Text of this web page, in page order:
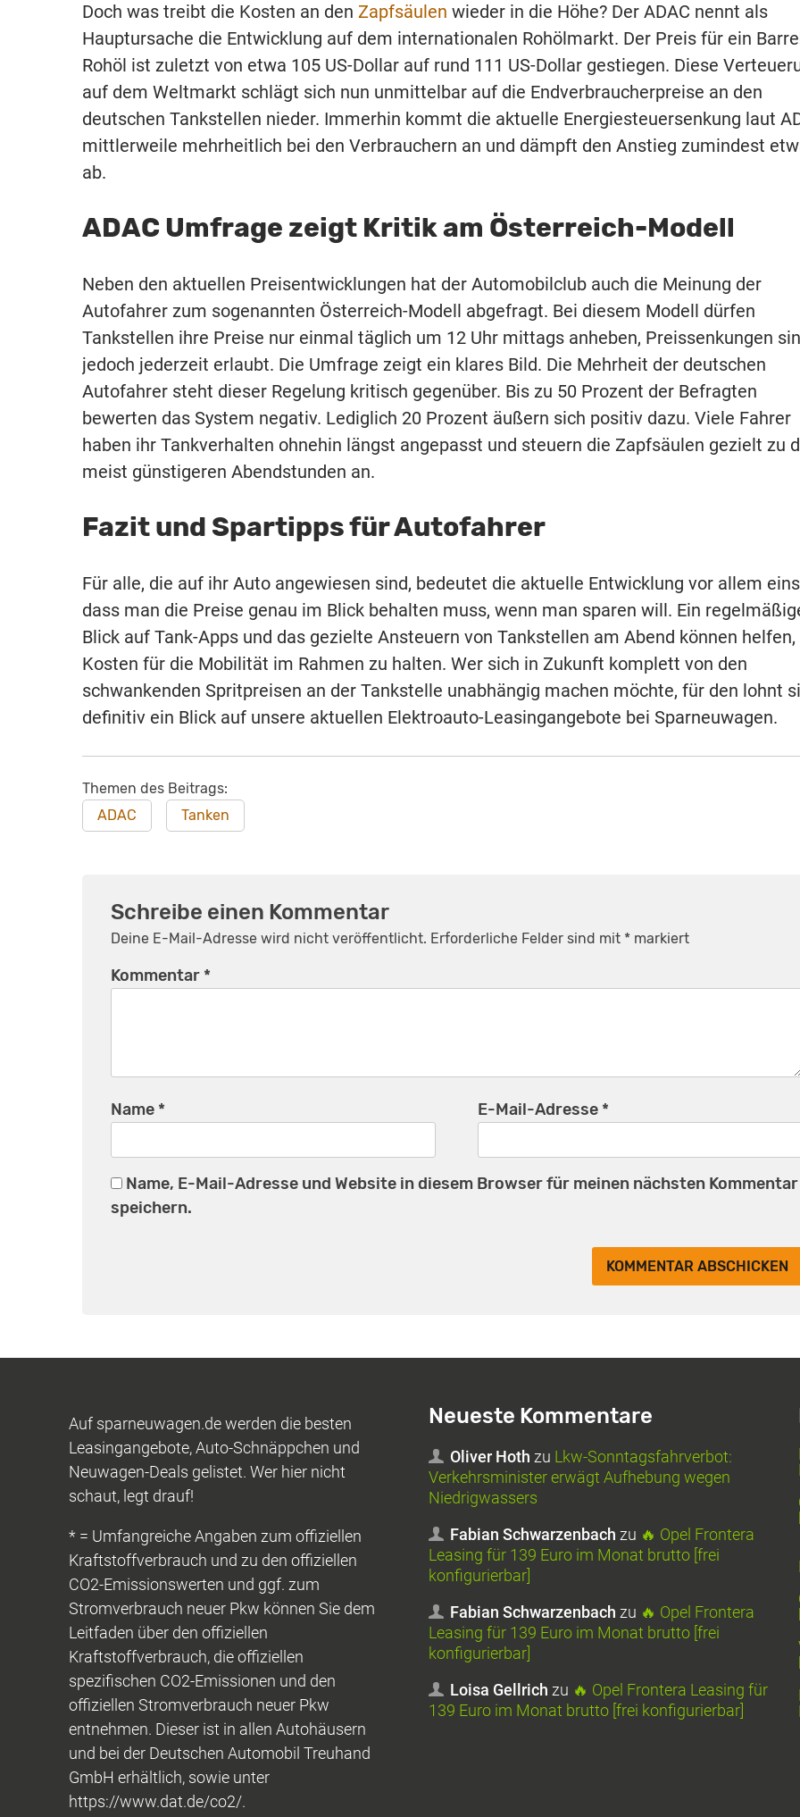
Doch was treibt die Kosten an den Zapfsäulen wieder in die Höhe? Der ADAC nennt als
Hauptursache die Entwicklung auf dem internationalen Rohölmarkt. Der Preis für ein Barrel
Rohöl ist zuletzt von etwa 105 US-Dollar auf rund 111 US-Dollar gestiegen. Diese
auf dem Weltmarkt schlägt sich nun unmittelbar auf die Endverbraucherpreise an den
deutschen Tankstellen nieder. Immerhin kommt die aktuelle Energiesteuersenkung laut
mittlerweile mehrheitlich bei den Verbrauchern an und dämpft den Anstieg zumindest
ab.
ADAC Umfrage zeigt Kritik am Österreich-Modell
Neben den aktuellen Preisentwicklungen hat der Automobilclub auch die Meinung der
Autofahrer zum sogenannten Österreich-Modell abgefragt. Bei diesem Modell dürfen
Tankstellen ihre Preise nur einmal täglich um 12 Uhr mittags anheben, Preissenkungen
jedoch jederzeit erlaubt. Die Umfrage zeigt ein klares Bild. Die Mehrheit der deutschen
Autofahrer steht dieser Regelung kritisch gegenüber. Bis zu 50 Prozent der Befragten
bewerten das System negativ. Lediglich 20 Prozent äußern sich positiv dazu. Viele Fahrer
haben ihr Tankverhalten ohnehin längst angepasst und steuern die Zapfsäulen gezielt zu
meist günstigeren Abendstunden an.
Fazit und Spartipps für Autofahrer
Für alle, die auf ihr Auto angewiesen sind, bedeutet die aktuelle Entwicklung vor allem
dass man die Preise genau im Blick behalten muss, wenn man sparen will. Ein
Blick auf Tank-Apps und das gezielte Ansteuern von Tankstellen am Abend können helfen,
Kosten für die Mobilität im Rahmen zu halten. Wer sich in Zukunft komplett von den
schwankenden Spritpreisen an der Tankstelle unabhängig machen möchte, für den lohnt
definitiv ein Blick auf unsere aktuellen Elektroauto-Leasingangebote bei Sparneuwagen.
Themen des Beitrags:
ADAC
Tanken
Schreibe einen Kommentar
Deine E-Mail-Adresse wird nicht veröffentlicht. Erforderliche Felder sind mit * markiert
Kommentar *
Name * E-Mail-Adresse *
Name, E-Mail-Adresse und Website in diesem Browser für meinen nächsten Kommentar
speichern.
Auf sparneuwagen.de werden die besten
Leasingangebote, Auto-Schnäppchen und
Neuwagen-Deals gelistet. Wer hier nicht
schaut, legt drauf!
* = Umfangreiche Angaben zum offiziellen
Kraftstoffverbrauch und zu den offiziellen
CO2-Emissionswerten und ggf. zum
Stromverbrauch neuer Pkw können Sie dem
Leitfaden über den offiziellen
Kraftstoffverbrauch, die offiziellen
spezifischen CO2-Emissionen und den
offiziellen Stromverbrauch neuer Pkw
entnehmen. Dieser ist in allen Autohäusern
und bei der Deutschen Automobil Treuhand
GmbH erhältlich, sowie unter
https://www.dat.de/co2/.
Neueste Kommentare
Oliver Hoth zu Lkw-Sonntagsfahrverbot:
Verkehrsminister erwägt Aufhebung wegen
Niedrigwassers
Fabian Schwarzenbach zu 🔥 Opel Frontera
Leasing für 139 Euro im Monat brutto [frei
konfigurierbar]
Fabian Schwarzenbach zu 🔥 Opel Frontera
Leasing für 139 Euro im Monat brutto [frei
konfigurierbar]
Loisa Gellrich zu 🔥 Opel Frontera Leasing für
139 Euro im Monat brutto [frei konfigurierbar]